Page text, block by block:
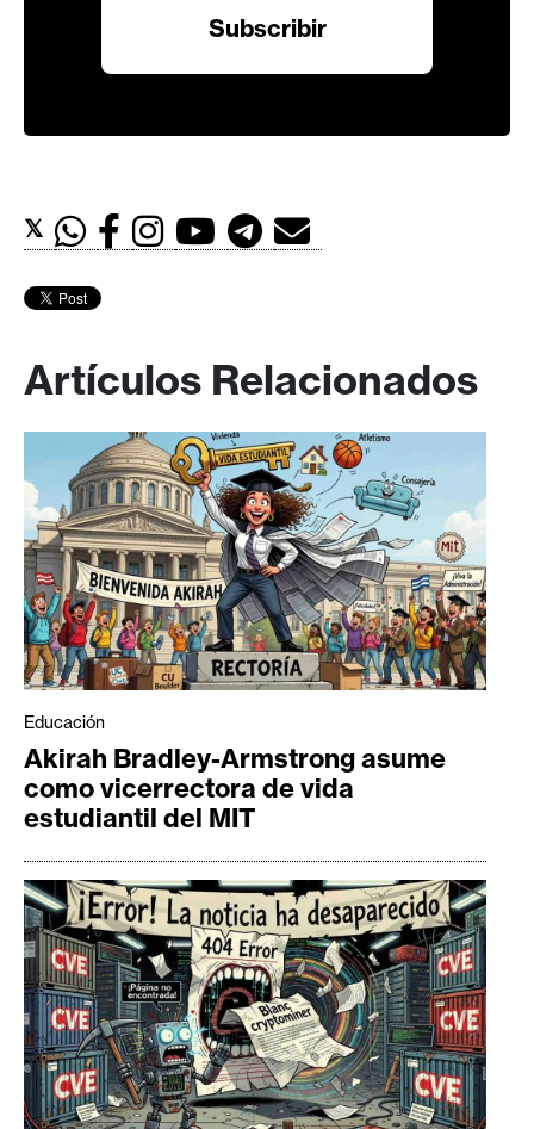
𝕏
Artículos Relacionados
Educación
Akirah Bradley-Armstrong asume
como vicerrectora de vida
estudiantil del MIT